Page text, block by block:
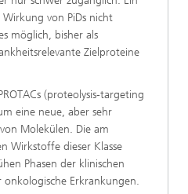
von PiDs nicht
möglich, bisher als
Zielproteine
(proteolysis-targeting
eine neue, aber sehr
Molekülen. Die am
Wirkstoffe dieser Klasse
Phasen der klinischen
Erkrankungen.